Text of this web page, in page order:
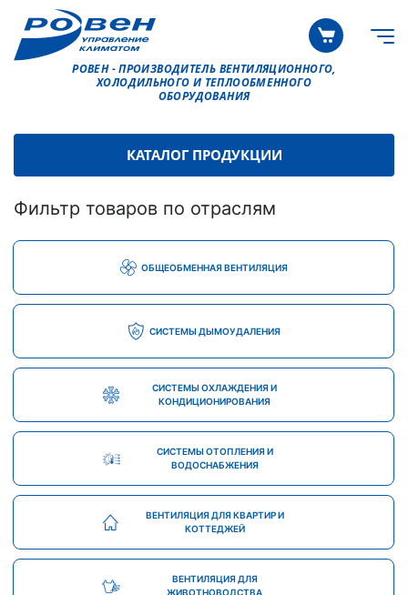
РОВЕН - ПРОИЗВОДИТЕЛЬ ВЕНТИЛЯЦИОННОГО,
ХОЛОДИЛЬНОГО И ТЕПЛООБМЕННОГО
ОБОРУДОВАНИЯ
КАТАЛОГ ПРОДУКЦИИ
Фильтр товаров по отраслям
ОБЩЕОБМЕННАЯ ВЕНТИЛЯЦИЯ
СИСТЕМЫ ДЫМОУДАЛЕНИЯ
СИСТЕМЫ ОХЛАЖДЕНИЯ И
КОНДИЦИОНИРОВАНИЯ
СИСТЕМЫ ОТОПЛЕНИЯ И
ВОДОСНАБЖЕНИЯ
ВЕНТИЛЯЦИЯ ДЛЯ КВАРТИР И
КОТТЕДЖЕЙ
ВЕНТИЛЯЦИЯ ДЛЯ
ЖИВОТНОВОДСТВА